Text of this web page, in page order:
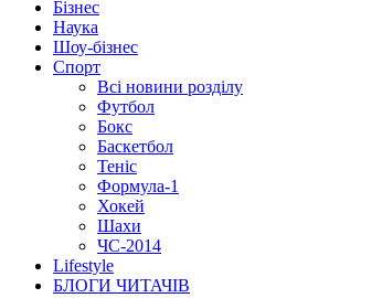
Бізнес
Наука
Шоу-бізнес
Спорт
Всі новини розділу
Футбол
Бокс
Баскетбол
Теніс
Формула-1
Хокей
Шахи
ЧС-2014
Lifestyle
БЛОГИ ЧИТАЧІВ